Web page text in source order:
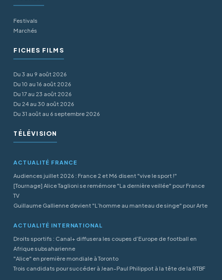
Festivals
Marchés
FICHES FILMS
Du 3 au 9 août 2026
Du 10 au 16 août 2026
Du 17 au 23 août 2026
Du 24 au 30 août 2026
Du 31 août au 6 septembre 2026
TÉLÉVISION
ACTUALITÉ FRANCE
Audiences juillet 2026 : France 2 et M6 disent "vive le sport !"
[Tournage] Alice Taglioni se remémore "La dernière veillée" pour France
TV
Guillaume Gallienne devient "L’homme au manteau de singe" pour Arte
ACTUALITÉ INTERNATIONAL
Droits sportifs : Canal+ diffusera les coupes d’Europe de football en
Afrique subsaharienne
"Alice" en première mondiale à Toronto
Trois candidats pour succéder à Jean-Paul Philippot à la tête de la RTBF